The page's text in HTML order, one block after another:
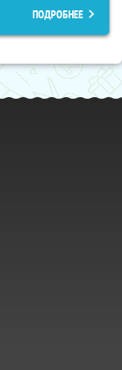
ПОДРОБНЕЕ